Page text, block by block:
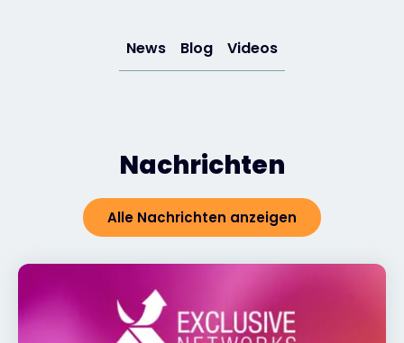
News Blog Videos
Nachrichten
Alle Nachrichten anzeigen